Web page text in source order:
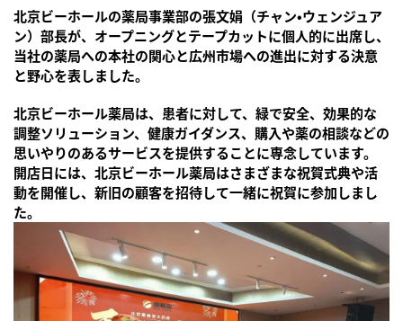
北京ビーホールの薬局事業部の張文娟（チャン・ウェンジュア
ン）部長が、オープニングとテープカットに個人的に出席し、
当社の薬局への本社の関心と広州市場への進出に対する決意
と野心を表しました。
北京ビーホール薬局は、患者に対して、緑で安全、効果的な
調整ソリューション、健康ガイダンス、購入や薬の相談などの
思いやりのあるサービスを提供することに専念しています。
開店日には、北京ビーホール薬局はさまざまな祝賀式典や活
動を開催し、新旧の顧客を招待して一緒に祝賀に参加しまし
た。